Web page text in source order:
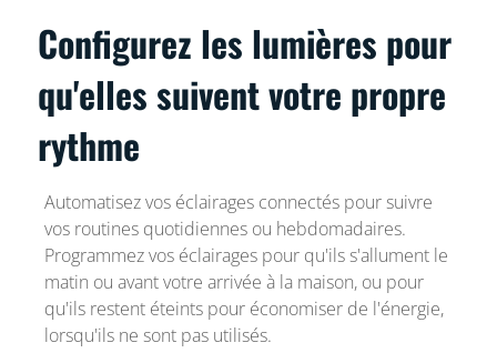
Configurez les lumières pour
qu'elles suivent votre propre
rythme
Automatisez vos éclairages connectés pour suivre
vos routines quotidiennes ou hebdomadaires.
Programmez vos éclairages pour qu'ils s'allument le
matin ou avant votre arrivée à la maison, ou pour
qu'ils restent éteints pour économiser de l'énergie,
lorsqu'ils ne sont pas utilisés.